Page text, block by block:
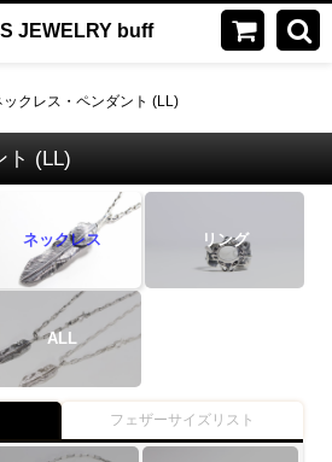
JEWELRY buff
ックレス・ペンダント (LL)
ト (LL)
ネックレス リング
ALL
フェザーサイズリスト